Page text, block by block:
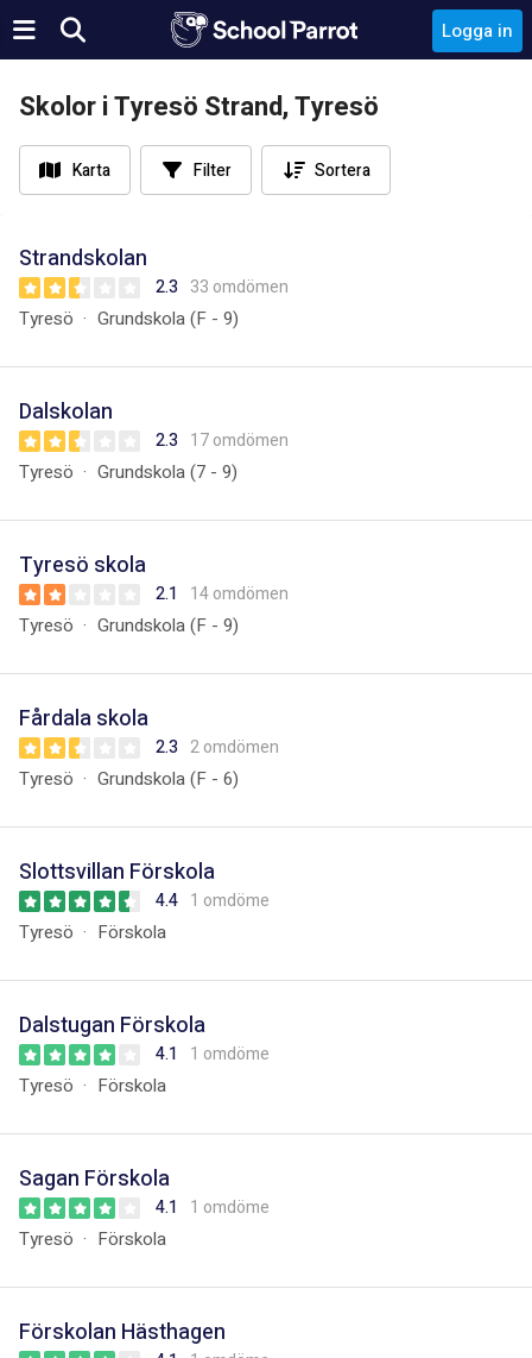
Logga in
Skolor i Tyresö Strand, Tyresö
Karta Filter Sortera
Strandskolan
2.3 33 omdömen
Tyresö Grundskola (F - 9)
Dalskolan
2.3 17 omdömen
Tyresö Grundskola (7 - 9)
Tyresö skola
2.1 14 omdömen
Tyresö Grundskola (F - 9)
Fårdala skola
2.3 2 omdömen
Tyresö Grundskola (F - 6)
Slottsvillan Förskola
4.4 1 omdöme
Tyresö Förskola
Dalstugan Förskola
4.1 1 omdöme
Tyresö Förskola
Sagan Förskola
4.1 1 omdöme
Tyresö Förskola
Förskolan Hästhagen